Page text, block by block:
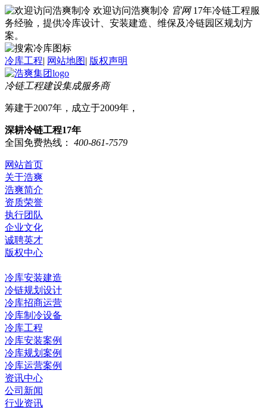
欢迎访问浩爽制冷 官网 17年冷链工程服
务经验，提供冷库设计、安装建造、维保及冷链园区规划方
案。
冷库工程| 网站地图| 版权声明
冷链工程建设集成服务商
筹建于2007年，成立于2009年，
深耕冷链工程17年
全国免费热线：
400-861-7579
网站首页
关于浩爽
浩爽简介
资质荣誉
执行团队
企业文化
诚聘英才
版权中心
冷库安装建造
冷链规划设计
冷库招商运营
冷库制冷设备
冷库工程
冷库安装案例
冷库规划案例
冷库运营案例
资讯中心
公司新闻
行业资讯